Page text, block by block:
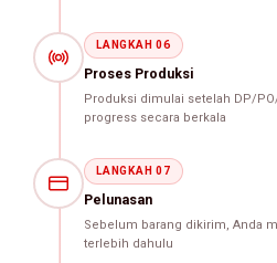
LANGKAH 07
Pelunasan
Sebelum barang dikirim, Anda
terlebih dahulu
LANGKAH 06
Proses Produksi
Produksi dimulai setelah DP/
progress secara berkala